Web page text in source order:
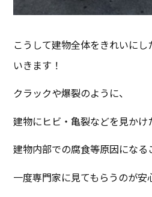
こうして建物全体をきれいに
いきます！
クラックや爆裂のように、
建物にヒビ・亀裂などを見かけ
建物内部での腐食等原因になる
一度専門家に見てもらうのが